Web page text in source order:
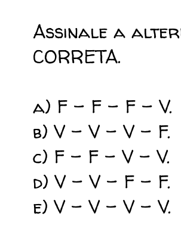
Assinale a
CORRETA.
a) F – F – F – V.
b) V – V – V – F.
c) F – F – V – V.
d) V – V – F – F.
e) V – V – V – V.